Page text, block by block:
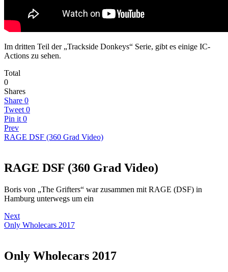
Im dritten Teil der „Trackside Donkeys“ Serie, gibt es einige IC-
Actions zu sehen.
Total
0
Shares
Share 0
Tweet 0
Pin it 0
Prev
RAGE DSF (360 Grad Video)
RAGE DSF (360 Grad Video)
Boris von „The Grifters“ war zusammen mit RAGE (DSF) in
Hamburg unterwegs um ein
Next
Only Wholecars 2017
Only Wholecars 2017